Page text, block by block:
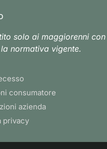
solo ai maggiorenni con
normativa vigente.
consumatore
azienda
privacy